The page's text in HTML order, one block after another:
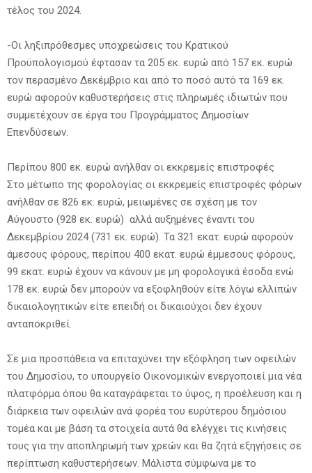
τέλος του 2024.
-Οι ληξιπρόθεσμες υποχρεώσεις του Κρατικού
Προϋπολογισμού έφτασαν τα 205 εκ. ευρώ από 157 εκ. ευρώ
τον περασμένο Δεκέμβριο και από το ποσό αυτό τα 169 εκ.
ευρώ αφορούν καθυστερήσεις στις πληρωμές ιδιωτών που
συμμετέχουν σε έργα του Προγράμματος Δημοσίων
Επενδύσεων.
Περίπου 800 εκ. ευρώ ανήλθαν οι εκκρεμείς επιστροφές
Στο μέτωπο της φορολογίας οι εκκρεμείς επιστροφές φόρων
ανήλθαν σε 826 εκ. ευρώ, μειωμένες σε σχέση με τον
Αύγουστο (928 εκ. ευρώ) αλλά αυξημένες έναντι του
Δεκεμβρίου 2024 (731 εκ. ευρώ). Τα 321 εκατ. ευρώ αφορούν
άμεσους φόρους, περίπου 400 εκατ. ευρώ έμμεσους φόρους,
99 εκατ. ευρώ έχουν να κάνουν με μη φορολογικά έσοδα ενώ
178 εκ. ευρώ δεν μπορούν να εξοφληθούν είτε λόγω ελλιπών
δικαιολογητικών είτε επειδή οι δικαιούχοι δεν έχουν
ανταποκριθεί.
Σε μια προσπάθεια να επιταχύνει την εξόφληση των οφειλών
του Δημοσίου, το υπουργείο Οικονομικών ενεργοποιεί μια νέα
πλατφόρμα όπου θα καταγράφεται το ύψος, η προέλευση και η
διάρκεια των οφειλών ανά φορέα του ευρύτερου δημόσιου
τομέα και με βάση τα στοιχεία αυτά θα ελέγχει τις κινήσεις
τους για την αποπληρωμή των χρεών και θα ζητά εξηγήσεις σε
περίπτωση καθυστερήσεων. Μάλιστα σύμφωνα με το